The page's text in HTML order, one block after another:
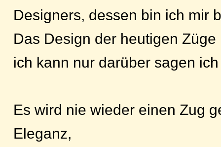
Designers, dessen bin ich mir
Das Design der heutigen
ich kann nur darüber sagen
Es wird nie wieder einen Zug
Eleganz,